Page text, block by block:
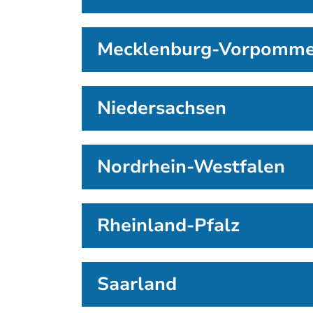
Mecklenburg-
Niedersachsen
Nordrhein-Westfalen
Rheinland-Pfalz
Saarland